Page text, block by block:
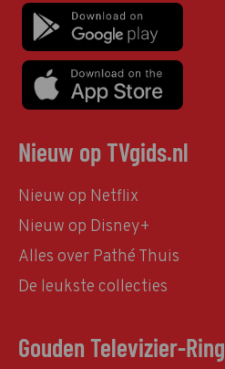
Nieuw op TVgids.nl
Nieuw op Netflix
Nieuw op Disney+
Alles over Pathé Thuis
De leukste collecties
Gouden Televizier-Ring